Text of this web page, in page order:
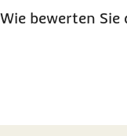
Wie bewerten Sie